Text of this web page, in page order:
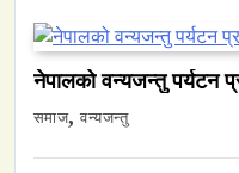
नेपालको वन्यजन्तु पर्यटन
समाज वन्यजन्तु
नेपालको वन्यजन्तु